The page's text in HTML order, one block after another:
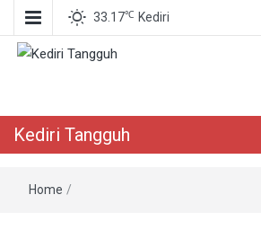
33.17℃ Kediri
Kediri Tangguh
Home /